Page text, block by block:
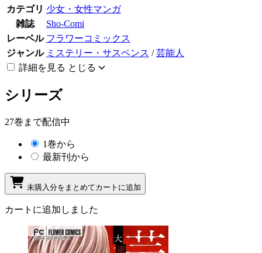
カテゴリ 少女・女性マンガ
雑誌
Sho-Comi
レーベル フラワーコミックス
ジャンル ミステリー・サスペンス /芸能人
詳細を見る とじる
シリーズ
27巻まで配信中
1巻から
最新刊から
未購入分をまとめてカートに追加
カートに追加しました